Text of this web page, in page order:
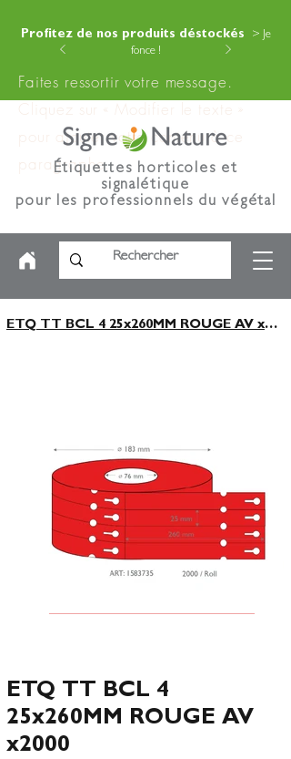
Profitez de nos produits déstockés
> Je
fonce !
Faites ressortir votre message.
Cliquez sur « Modifier le texte »
pour ajouter votre contenu à ce
paragraphe.
Étiquettes horticoles et
signalétique
pour les professionnels du végétal
ETQ TT BCL 4 25x260MM ROUGE AV x2000
ETQ TT BCL 4
25x260MM ROUGE AV
x2000